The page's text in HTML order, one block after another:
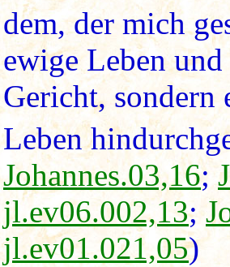
dem, der mich
ewige Leben
Gericht, sondern
Leben
Johannes.03,16;
jl.ev06.002,13;
jl.ev01.021,05)